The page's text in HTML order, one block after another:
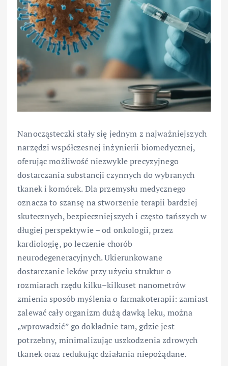
Nanocząsteczki stały się jednym z najważniejszych
narzędzi współczesnej inżynierii biomedycznej,
oferując możliwość niezwykle precyzyjnego
dostarczania substancji czynnych do wybranych
tkanek i komórek. Dla przemysłu medycznego
oznacza to szansę na stworzenie terapii bardziej
skutecznych, bezpieczniejszych i często tańszych w
długiej perspektywie – od onkologii, przez
kardiologię, po leczenie chorób
neurodegeneracyjnych. Ukierunkowane
dostarczanie leków przy użyciu struktur o
rozmiarach rzędu kilku–kilkuset nanometrów
zmienia sposób myślenia o farmakoterapii: zamiast
zalewać cały organizm dużą dawką leku, można
„wprowadzić” go dokładnie tam, gdzie jest
potrzebny, minimalizując uszkodzenia zdrowych
tkanek oraz redukując działania niepożądane.